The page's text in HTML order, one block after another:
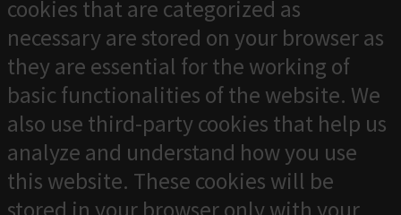
cookies that are categorized as
necessary are stored on your browser as
they are essential for the working of
basic functionalities of the website. We
also use third-party cookies that help us
analyze and understand how you use
this website. These cookies will be